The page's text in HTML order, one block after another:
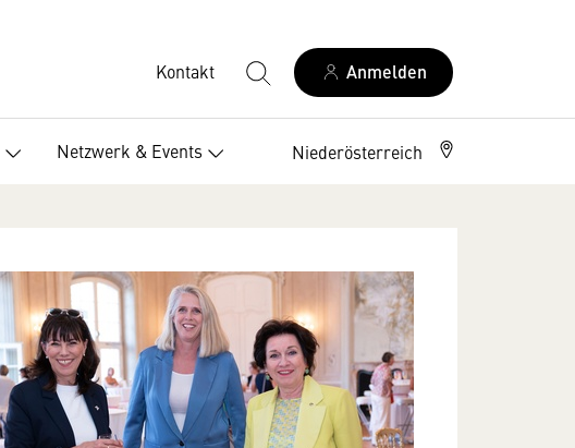
Kontakt Anmelden
Netzwerk & Events Niederösterreich